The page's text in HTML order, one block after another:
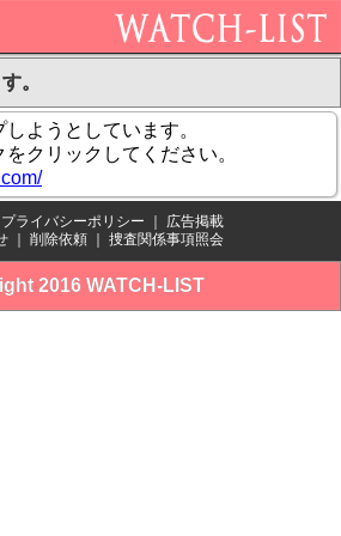
。
ようとしています。
クリックしてください。
プライバシーポリシー
広告掲載
削除依頼 捜査関係事項照会
2016 WATCH-LIST